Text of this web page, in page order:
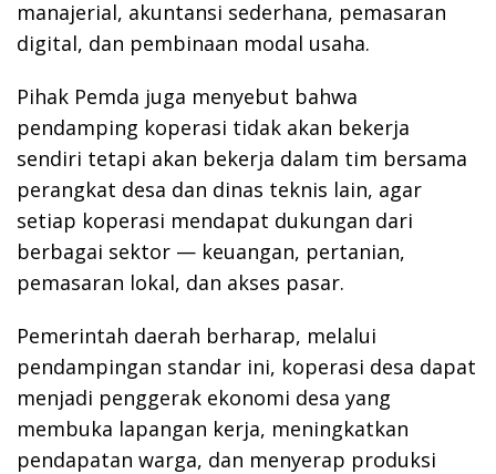
manajerial, akuntansi sederhana, pemasaran
digital, dan pembinaan modal usaha.
Pihak Pemda juga menyebut bahwa
pendamping koperasi tidak akan bekerja
sendiri tetapi akan bekerja dalam tim bersama
perangkat desa dan dinas teknis lain, agar
setiap koperasi mendapat dukungan dari
berbagai sektor — keuangan, pertanian,
pemasaran lokal, dan akses pasar.
Pemerintah daerah berharap, melalui
pendampingan standar ini, koperasi desa dapat
menjadi penggerak ekonomi desa yang
membuka lapangan kerja, meningkatkan
pendapatan warga, dan menyerap produksi